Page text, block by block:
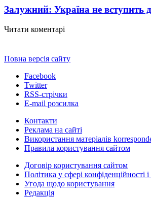
Залужний: Україна не
Читати коментарі
Повна версія сайту
Facebook
Twitter
RSS-стрічки
E-mail розсилка
Контакти
Реклама на сайті
Використання матеріалів
Правила користування сайтом
Договір користування сайтом
Політика у сфері конфіденційності
Угода щодо користування
Редакція